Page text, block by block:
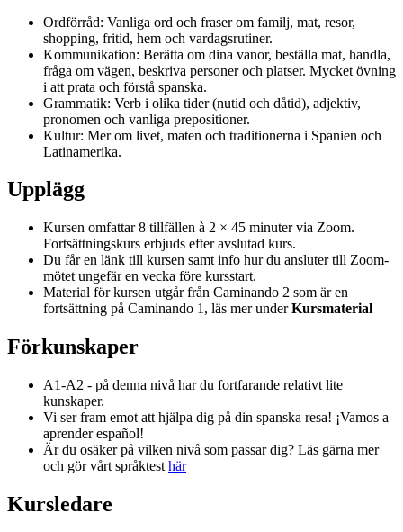
Ordförråd: Vanliga ord och fraser om familj, mat, resor,
shopping, fritid, hem och vardagsrutiner.
Kommunikation: Berätta om dina vanor, beställa mat, handla,
fråga om vägen, beskriva personer och platser. Mycket övning
i att prata och förstå spanska.
Grammatik: Verb i olika tider (nutid och dåtid), adjektiv,
pronomen och vanliga prepositioner.
Kultur: Mer om livet, maten och traditionerna i Spanien och
Latinamerika.
Upplägg
Kursen omfattar 8 tillfällen à 2 × 45 minuter via Zoom.
Fortsättningskurs erbjuds efter avslutad kurs.
Du får en länk till kursen samt info hur du ansluter till Zoom-
mötet ungefär en vecka före kursstart.
Material för kursen utgår från Caminando 2 som är en
fortsättning på Caminando 1, läs mer underKursmaterial
Förkunskaper
A1-A2 - på denna nivå har du fortfarande relativt lite
kunskaper.
Vi ser fram emot att hjälpa dig på din spanska resa! ¡Vamos a
aprender español!
Är du osäker på vilken nivå som passar dig? Läs gärna mer
och gör vårt språktest här
Kursledare